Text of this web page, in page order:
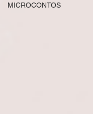
MICROCONTOS